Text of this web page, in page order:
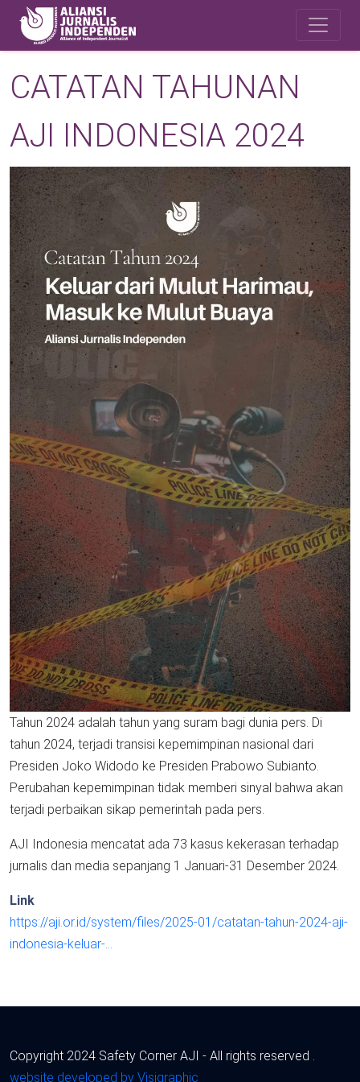
Skip to main content
CATATAN TAHUNAN
AJI INDONESIA 2024
Tahun 2024 adalah tahun yang suram bagi dunia pers. Di
tahun 2024, terjadi transisi kepemimpinan nasional dari
Presiden Joko Widodo ke Presiden Prabowo Subianto.
Perubahan kepemimpinan tidak memberi sinyal bahwa akan
terjadi perbaikan sikap pemerintah pada pers.
AJI Indonesia mencatat ada 73 kasus kekerasan terhadap
jurnalis dan media sepanjang 1 Januari-31 Desember 2024.
Link
https://aji.or.id/system/files/2025-01/catatan-tahun-2024-aji-
indonesia-keluar-…
Copyright 2024 Safety Corner AJI - All rights reserved .
website developed by Visigraphic